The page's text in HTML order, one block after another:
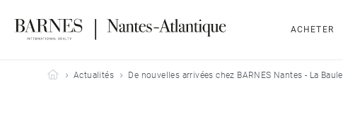
ACHETER
Barnes Nantes-Atlantique
Actualités De nouvelles arrivées chez BARNES Nantes - La Baule